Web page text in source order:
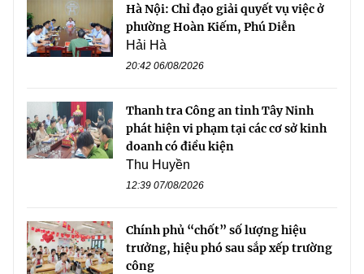
Hà Nội: Chỉ đạo giải quyết vụ việc ở
phường Hoàn Kiếm, Phú Diễn
Hải Hà
20:42 06/08/2026
Thanh tra Công an tỉnh Tây Ninh
phát hiện vi phạm tại các cơ sở kinh
doanh có điều kiện
Thu Huyền
12:39 07/08/2026
Chính phủ “chốt” số lượng hiệu
trưởng, hiệu phó sau sắp xếp trường
công